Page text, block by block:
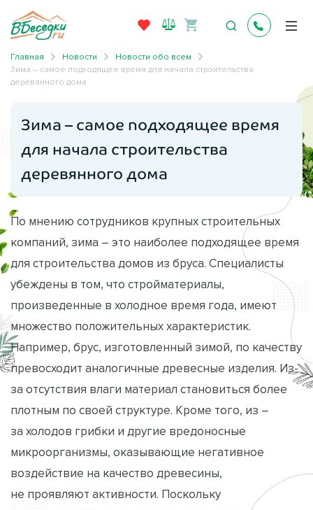
Главная Новости
Новости обо всем
Зима – самое подходящее время для начала строительства
деревянного дома
Зима – самое подходящее время
для начала строительства
деревянного дома
По мнению сотрудников крупных строительных
компаний, зима – это наиболее подходящее время
для строительства домов из бруса. Специалисты
убеждены в том, что стройматериалы,
произведенные в холодное время года, имеют
множество положительных характеристик.
Например, брус, изготовленный зимой, по качеству
превосходит аналогичные древесные изделия. Из-
за отсутствия влаги материал становиться более
плотным по своей структуре. Кроме того, из –
за холодов грибки и другие вредоносные
микроорганизмы, оказывающие негативное
воздействие на качество древесины,
не проявляют активности. Поскольку